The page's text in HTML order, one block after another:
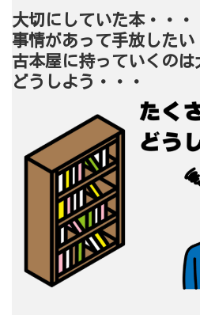
大切にしていた本・・・
事情があって手放したい
古本屋に持っていくのは
どうしよう・・・